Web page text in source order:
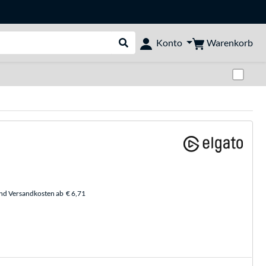
Suche durchführen
Konto Warenkorb
Versandkosten ab € 6,71